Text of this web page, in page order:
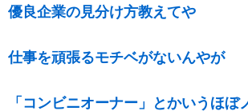
優良企業の見分け方教えてや
仕事を頑張るモチベがないんやが
「コンビニオーナー」とかいうほぼ